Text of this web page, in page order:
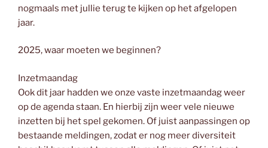
nogmaals met jullie terug te kijken op het afgelopen
jaar.
2025, waar moeten we beginnen?
Inzetmaandag
Ook dit jaar hadden we onze vaste inzetmaandag weer
op de agenda staan. En hierbij zijn weer vele nieuwe
inzetten bij het spel gekomen. Of juist aanpassingen op
bestaande meldingen, zodat er nog meer diversiteit